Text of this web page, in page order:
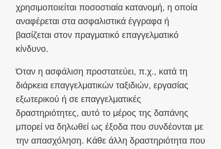
χρησιμοποιείται ποσοστιαία κατανομή, η οποία
αναφέρεται στα ασφαλιστικά έγγραφα ή
βασίζεται στον πραγματικό επαγγελματικό
κίνδυνο.
Όταν η ασφάλιση προστατεύει, π.χ., κατά τη
διάρκεια επαγγελματικών ταξιδιών, εργασίας
εξωτερικού ή σε επαγγελματικές
δραστηριότητες, αυτό το μέρος της δαπάνης
μπορεί να δηλωθεί ως έξοδα που συνδέονται με
την απασχόληση. Κάθε άλλη δραστηριότητα που